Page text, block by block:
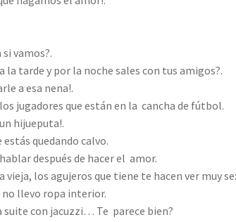
vamos?.
tarde y por la noche sales con tus amigos?.
a esa nena!.
jugadores que están en la cancha de fútbol.
hijueputa!.
quedando calvo.
después de hacer el amor.
los agujeros que tiene te hacen ver muy
llevo ropa interior.
con jacuzzi… Te parece bien?